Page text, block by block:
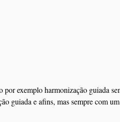
por exemplo harmonização guiada
guiada e afins, mas sempre com